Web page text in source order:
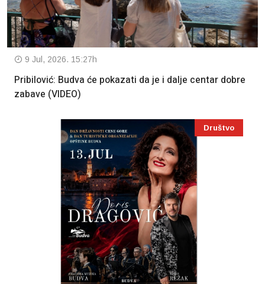
9 Jul, 2026. 15:27h
Pribilović: Budva će pokazati da je i dalje centar dobre
zabave (VIDEO)
Društvo